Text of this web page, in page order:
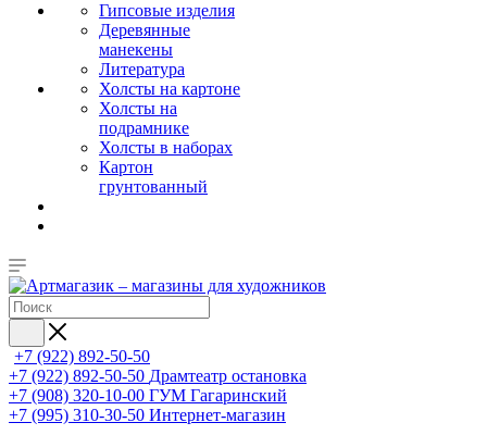
Гипсовые изделия
Деревянные
манекены
Литература
Холсты на картоне
Холсты на
подрамнике
Холсты в наборах
Картон
грунтованный
+7 (922) 892-50-50
+7 (922) 892-50-50 Драмтеатр остановка
+7 (908) 320-10-00 ГУМ Гагаринский
+7 (995) 310-30-50 Интернет-магазин